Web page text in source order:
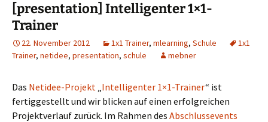
[presentation] Intelligenter 1×1-
Trainer
22. November 2012 1x1 Trainer, mlearning, Schule
1x1
Trainer, netidee, presentation, schule mebner
Das Netidee-Projekt „Intelligenter 1×1-Trainer“ ist
fertiggestellt und wir blicken auf einen erfolgreichen
Projektverlauf zurück. Im Rahmen des Abschlussevents